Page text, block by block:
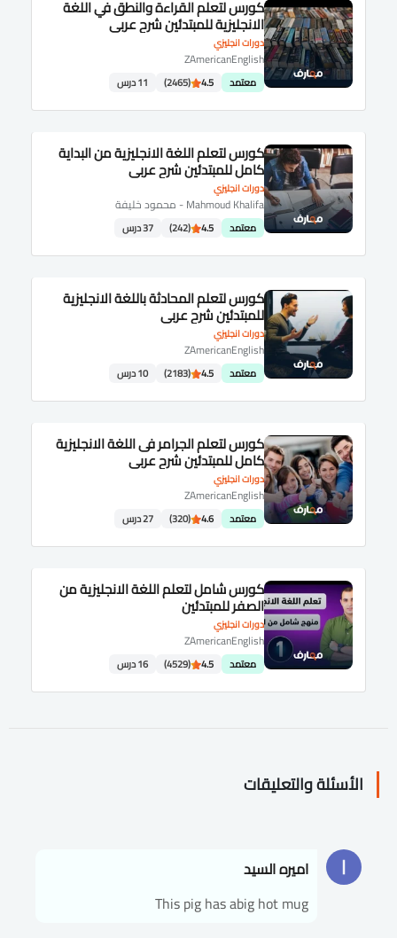
دورات انجليزي
كورس لتعلم القراءة والنطق في اللغة
الانجليزية للمبتدئين شرح عربى
ZAmericanEnglish
معتمد 4.5
(2465) 11 درس
دورات انجليزي
كورس لتعلم اللغة الانجليزية من البداية
كامل للمبتدئين شرح عربى
Mahmoud Khalifa - محمود خليفة
معتمد 4.5
(242) 37 درس
دورات انجليزي
كورس لتعلم المحادثة باللغة الانجليزية
للمبتدئين شرح عربى
ZAmericanEnglish
معتمد 4.5
(2183) 10 درس
دورات انجليزي
كورس لتعلم الجرامر فى اللغة الانجليزية
كامل للمبتدئين شرح عربى
ZAmericanEnglish
معتمد 4.6
(320) 27 درس
دورات انجليزي
كورس شامل لتعلم اللغة الانجليزية من
الصفر للمبتدئين
ZAmericanEnglish
معتمد 4.5
(4529) 16 درس
الأسئلة والتعليقات
اميره السيد
This pig has abig hot mug